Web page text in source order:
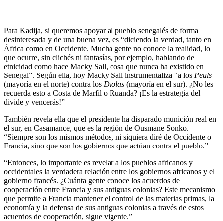
Para Kadija, si queremos apoyar al pueblo senegalés de forma
desinteresada y de una buena vez, es “diciendo la verdad, tanto en
África como en Occidente. Mucha gente no conoce la realidad, lo
que ocurre, sin clichés ni fantasías, por ejemplo, hablando de
etnicidad como hace Macky Sall, cosa que nunca ha existido en
Senegal”. Según ella, hoy Macky Sall instrumentaliza “a los Peuls
(mayoría en el norte) contra los Diolas (mayoría en el sur). ¿No les
recuerda esto a Costa de Marfil o Ruanda? ¡Es la estrategia del
divide y vencerás!”
También revela ella que el presidente ha disparado munición real en
el sur, en Casamance, que es la región de Ousmane Sonko.
“Siempre son los mismos métodos, ni siquiera diré de Occidente o
Francia, sino que son los gobiernos que actúan contra el pueblo.”
“Entonces, lo importante es revelar a los pueblos africanos y
occidentales la verdadera relación entre los gobiernos africanos y el
gobierno francés. ¿Cuánta gente conoce los acuerdos de
cooperación entre Francia y sus antiguas colonias? Este mecanismo
que permite a Francia mantener el control de las materias primas, la
economía y la defensa de sus antiguas colonias a través de estos
acuerdos de cooperación, sigue vigente.”